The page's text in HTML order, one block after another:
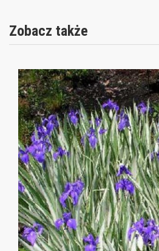
Zobacz także